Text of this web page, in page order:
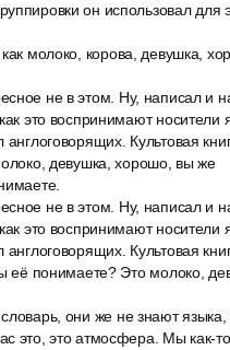
он использовал для
молоко, корова, девушка,
не в этом. Ну, написал и
это воспринимают носители
англоговорящих. Культовая
девушка, хорошо, вы же
не в этом. Ну, написал и
это воспринимают носители
англоговорящих. Культовая
её понимаете? Это молоко,
они же не знают языка,
это, это атмосфера. Мы как-то